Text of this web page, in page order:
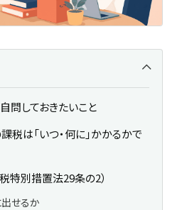
問しておきたいこと
税は「いつ・何に」かかるかで
特別措置法29条の2）
せるか